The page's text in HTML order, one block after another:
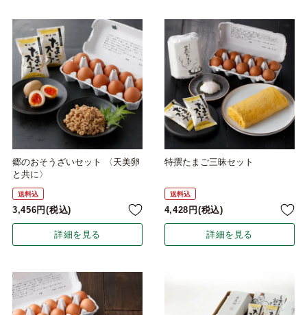
郷のおそうざいセット 〈天美卵
と共に〉
送料込
3,456 税込
詳細を見る
特撰たまご三昧セット
送料込
4,428 税込
詳細を見る